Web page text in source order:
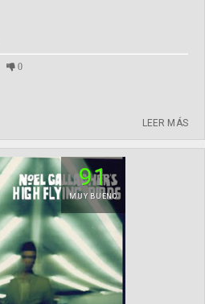
0
LEER MÁS
91
MUY BUENO